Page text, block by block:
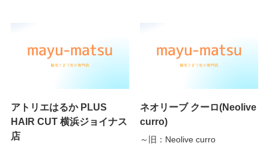
アトリエはるか PLUS
HAIR CUT 横浜ジョイナス
店
ネオリーブ クーロ(Neolive
curro)
～旧：Neolive curro